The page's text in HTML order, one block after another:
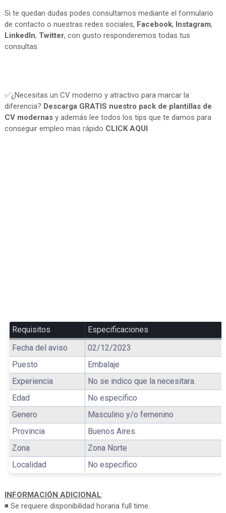
Si te quedan dudas podes consultarnos mediante el formulario
de contacto o nuestras redes sociales, Facebook, Instagram,
LinkedIn, Twitter, con gusto responderemos todas tus
consultas.
✅¿Necesitas un CV moderno y atractivo para marcar la
diferencia? Descarga GRATIS nuestro pack de plantillas de
CV modernasy además lee todos los tips que te damos para
conseguir empleo mas rápido CLICK AQUI
Requisitos
Especificaciones
Fecha del aviso
02/12/2023
Puesto
Embalaje
Experiencia
No se indico que la necesitara.
Edad
No especifico
Genero
Masculino y/o femenino
Provincia
Buenos Aires
Zona
Zona Norte
Localidad
No especifico
INFORMACIÓN ADICIONAL:
◾ Se requiere disponibilidad horaria full time.